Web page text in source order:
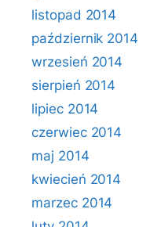
listopad 2014
październik 2014
wrzesień 2014
sierpień 2014
lipiec 2014
czerwiec 2014
maj 2014
kwiecień 2014
marzec 2014